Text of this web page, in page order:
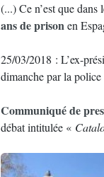
(...) Ce n’est que
ans de prisonen
25/03/2018 : L’ex-
dimanche par la
Communiqué de
débat intitulée «